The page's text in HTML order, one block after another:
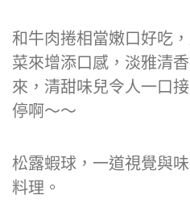
和牛肉捲相當嫩口好吃
菜來增添口感，淡雅清
來，清甜味兒令人一口
松露蝦球，一道視覺與